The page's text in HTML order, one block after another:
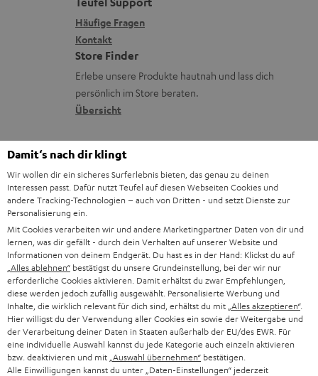
k
s
.
t
i
l
e
_
h
i
d
d
e
n
r
G
a
r
a
n
i
e
e
R
ü
c
k
a
h
m
e
x
i
k
o
n
k
t
d
a
t
n
Häufige Fragen
Kontakt
Store Finder
Erlebe unsere Produkte hautnah und lass dich
persönlich im Store beraten.
Übersicht
8 Wochen Rückgaberecht
Kostenloser Rückversand
9 Teufel Stores
Mehr als 45 Jahre Erfahrung
Damit‘s nach dir klingt
Wir wollen dir ein sicheres Surferlebnis bieten, das genau zu deinen
Interessen passt. Dafür nutzt Teufel auf diesen Webseiten Cookies und
andere Tracking-Technologien – auch von Dritten - und setzt Dienste zur
Personalisierung ein.
Mit Cookies verarbeiten wir und andere Marketingpartner Daten von dir und
lernen, was dir gefällt - durch dein Verhalten auf unserer Website und
Informationen von deinem Endgerät. Du hast es in der Hand: Klickst du auf
„Alles ablehnen“ bestätigst du unsere Grundeinstellung, bei der wir nur
erforderliche Cookies aktivieren. Damit erhältst du zwar Empfehlungen,
diese werden jedoch zufällig ausgewählt. Personalisierte Werbung und
Inhalte, die wirklich relevant für dich sind, erhältst du mit „Alles akzeptieren“.
Hier willigst du der Verwendung aller Cookies ein sowie der Weitergabe und
der Verarbeitung deiner Daten in Staaten außerhalb der EU/des EWR. Für
eine individuelle Auswahl kannst du jede Kategorie auch einzeln aktivieren
bzw. deaktivieren und mit „Auswahl übernehmen“ bestätigen.
Alle Einwilligungen kannst du unter „Daten-Einstellungen“ jederzeit